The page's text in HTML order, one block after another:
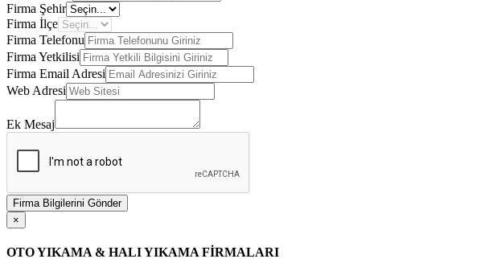
Firma Şehir
Firma İlçe
Firma Telefonu
Firma Yetkilisi
Firma Email Adresi
Web Adresi
Ek Mesaj
Firma Bilgilerini Gönder
×
OTO YIKAMA & HALI YIKAMA FİRMALARI